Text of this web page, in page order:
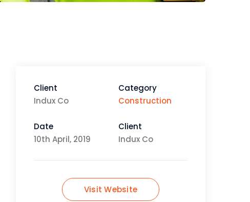
Client
Indux Co
Category
Construction
Date
10th April, 2019
Client
Indux Co
Visit Website